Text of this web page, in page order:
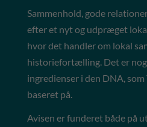
Sammenhold, gode
efter et nyt og udpræget
hvor det handler om lokal
historiefortælling. Det er
ingredienser i den DNA,
baseret på.
Avisen er funderet både på